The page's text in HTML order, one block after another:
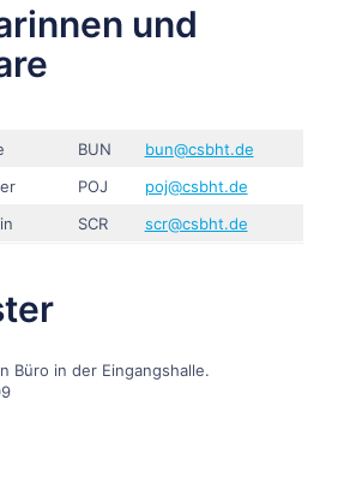
und
BUN
bun@csbht.de
POJ
poj@csbht.de
SCR scr@csbht.de
Büro in der Eingangshalle.